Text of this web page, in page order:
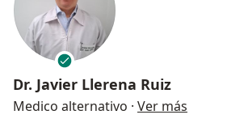
Dr. Javier Llerena Ruiz
Medico alternativo · Ver más